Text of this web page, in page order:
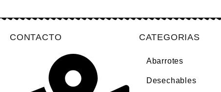
CONTACTO CATEGORIAS
Abarrotes
Desechables